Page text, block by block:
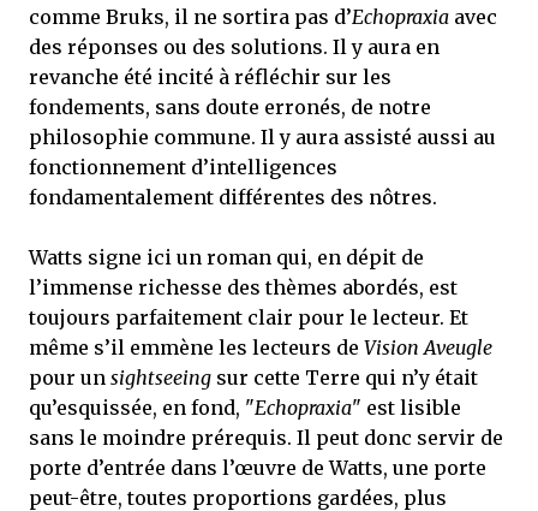
comme Bruks, il ne sortira pas d’Echopraxia avec
des réponses ou des solutions. Il y aura en
revanche été incité à réfléchir sur les
fondements, sans doute erronés, de notre
philosophie commune. Il y aura assisté aussi au
fonctionnement d’intelligences
fondamentalement différentes des nôtres.
Watts signe ici un roman qui, en dépit de
l’immense richesse des thèmes abordés, est
toujours parfaitement clair pour le lecteur. Et
même s’il emmène les lecteurs de Vision Aveugle
pour un sightseeing sur cette Terre qui n’y était
qu’esquissée, en fond, "Echopraxia" est lisible
sans le moindre prérequis. Il peut donc servir de
porte d’entrée dans l’œuvre de Watts, une porte
peut-être, toutes proportions gardées, plus